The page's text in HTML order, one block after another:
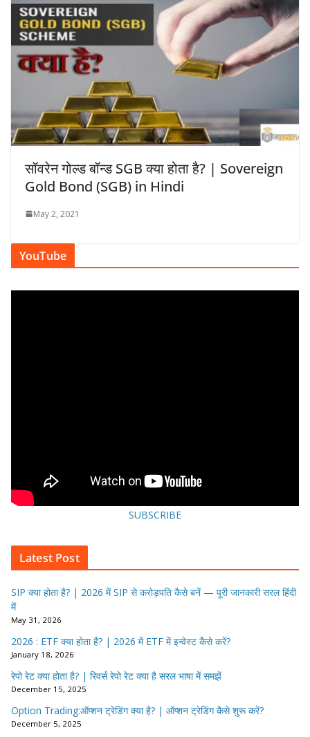
सॉवरेन गोल्ड बॉन्ड SGB क्या होता है? | Sovereign
Gold Bond (SGB) in Hindi
May 2, 2021
YouTube
SUBSCRIBE
Latest Post
SIP क्या होता है? | 2026 में SIP से करोड़पति कैसे बनें — पूरी जानकारी सरल हिंदी
में
May 31, 2026
2026 : ETF क्या होता है? | 2026 में ETF में इन्वेस्ट कैसे करें?
January 18, 2026
रेपो रेट क्या होता है? | रिवर्स रेपो रेट क्या है सरल भाषा में समझें
December 15, 2025
Option Trading:ऑप्शन ट्रेडिंग क्या है? | ऑप्शन ट्रेडिंग कैसे शुरू करें?
December 5, 2025